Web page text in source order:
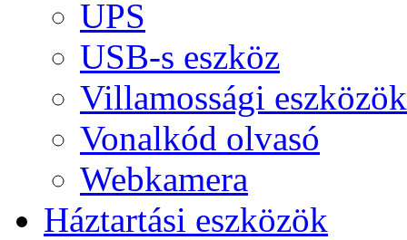
UPS
USB-s eszköz
Villamossági eszközök
Vonalkód olvasó
Webkamera
Háztartási eszközök